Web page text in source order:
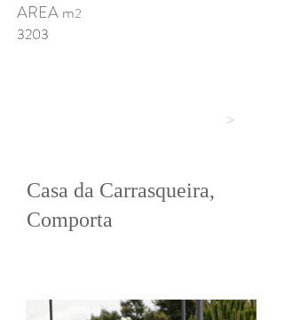
AREA m2
3203
>
Casa da Carrasqueira,
Comporta